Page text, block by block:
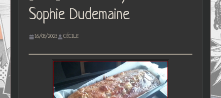
Sophie Dudemaine
16/03/2023 CÉCILE